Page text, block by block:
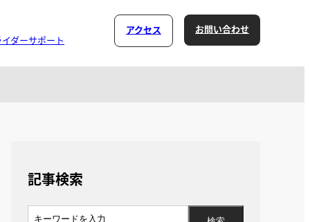
イダーサポート
アクセス お問い合わせ
記事検索